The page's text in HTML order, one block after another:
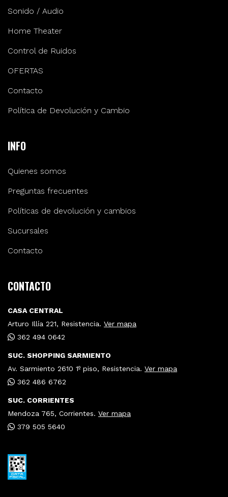
Sonido / Audio
Home Theater
Control de Ruidos
OFERTAS
Contacto
Política de Devolución y Cambio
INFO
Quienes somos
Preguntas frecuentes
Políticas de devolución y cambios
Sucursales
Contacto
CONTACTO
CASA CENTRAL
Arturo Illía 221, Resistencia. Ver mapa
362 494 0642
SUC. SHOPPING SARMIENTO
Av. Sarmiento 2610 1º piso, Resistencia. Ver mapa
362 486 6762
SUC. CORRIENTES
Mendoza 765, Corrientes. Ver mapa
379 505 5640